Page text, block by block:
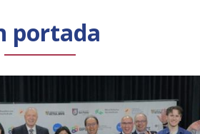
portada